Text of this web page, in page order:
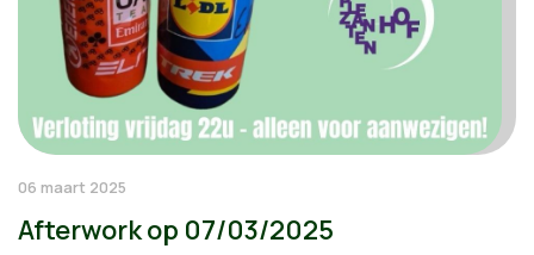
06 maart 2025
Afterwork op 07/03/2025